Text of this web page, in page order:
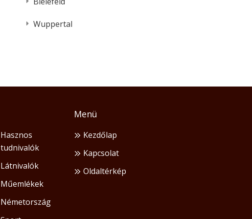
Wuppertal
Hasznos
tudnivalók
Látnivalók
Műemlékek
Németország
Menü
Kezdőlap
Kapcsolat
Oldaltérkép